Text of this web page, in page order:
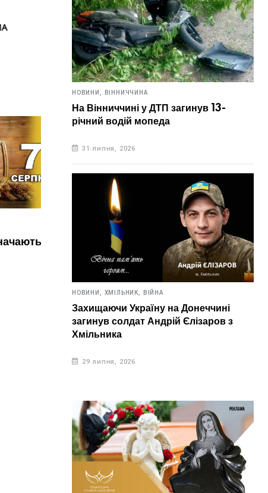
в цей
УКРАЇНА
6 серпня. Що відзначають в цей
6 серпня, 2026
НОВИНИ, ВІННИЧЧИНА
На Вінниччині у ДТП загинув 13-
річний водій мопеда
31 липня, 2026
НОВИНИ, ХМІЛЬНИК, ВІЙНА
Захищаючи Україну на Донеччині
загинув солдат Андрій Єлізаров з
Хмільника
29 липня, 2026